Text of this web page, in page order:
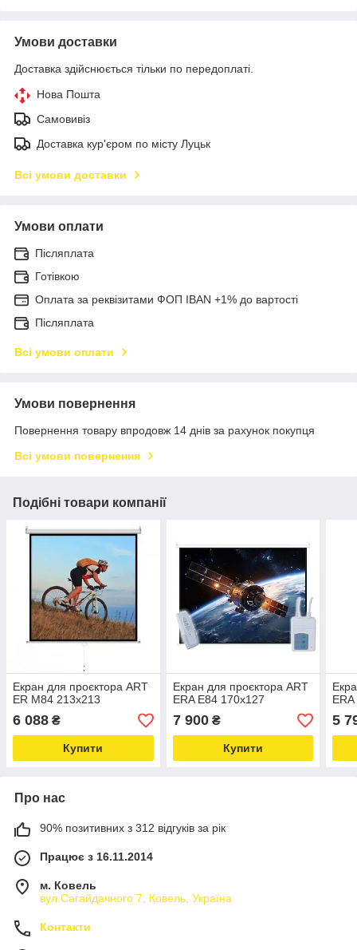
Умови доставки
Доставка здійснюється тільки по передоплаті.
Нова Пошта
Самовивіз
Доставка кур'єром по місту Луцьк
Всі умови доставки
Умови оплати
Післяплата
Готівкою
Оплата за реквізитами ФОП IBAN +1% до вартості
Післяплата
Всі умови оплати
Умови повернення
Повернення товару впродовж 14 днів за рахунок покупця
Всі умови повернення
Подібні товари компанії
Екран для проєктора ART
ER M84 213x213
6 088 ₴
Купити
Екран для проєктора ART
ERA E84 170x127
7 900₴
Купити
5
Про нас
90% позитивних з 312 відгуків за рік
Працює з 16.11.2014
м. Ковель
вул.Сагайдачного 7, Ковель, Україна
Контакти